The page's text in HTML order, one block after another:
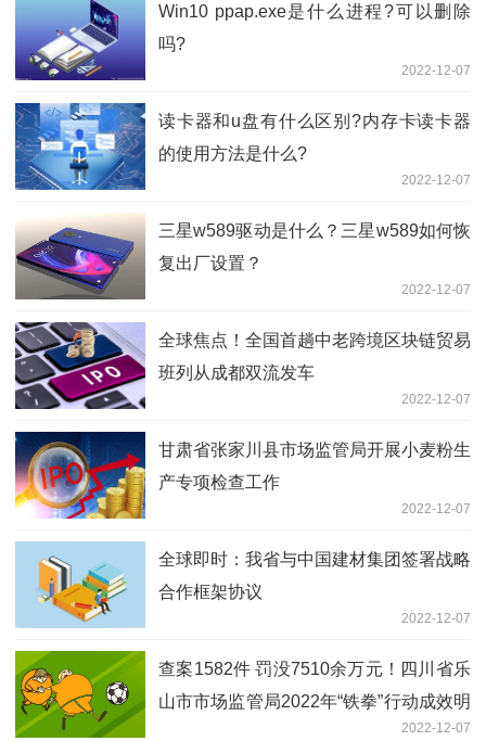
Win10 ppap.exe是什么进程?可以删除
吗?
2022-12-07
读卡器和u盘有什么区别?内存卡读卡器
的使用方法是什么?
2022-12-07
三星w589驱动是什么？三星w589如何恢
复出厂设置？
2022-12-07
全球焦点！全国首趟中老跨境区块链贸易
班列从成都双流发车
2022-12-07
甘肃省张家川县市场监管局开展小麦粉生
产专项检查工作
2022-12-07
全球即时：我省与中国建材集团签署战略
合作框架协议
2022-12-07
查案1582件 罚没7510余万元！四川省乐
山市市场监管局2022年“铁拳”行动成效明
2022-12-07